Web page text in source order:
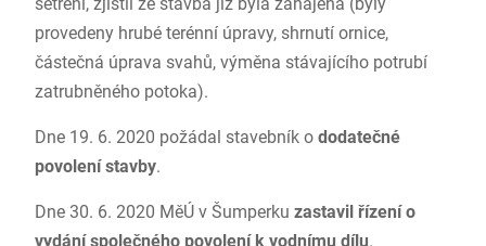
šetření, zjistil že stavba již byla zahájena (byly
provedeny hrubé terénní úpravy, shrnutí ornice,
částečná úprava svahů, výměna stávajícího potrubí
zatrubněného potoka).
Dne 19. 6. 2020 požádal stavebník o dodatečné
povolení stavby.
Dne 30. 6. 2020 MěÚ v Šumperku zastavil řízení o
vydání společného povolení k vodnímu dílu.